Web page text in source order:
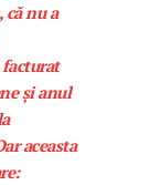
nu a
și anul
aceasta